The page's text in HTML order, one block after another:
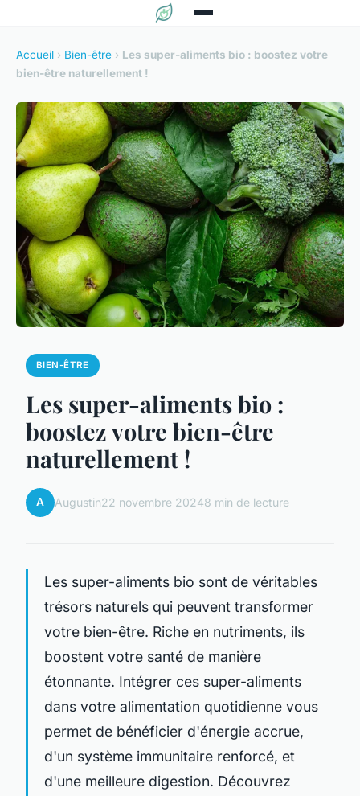
Accueil › Bien-être › Les super-aliments bio : boostez votre
bien-être naturellement !
BIEN-ÊTRE
Les super-aliments bio :
boostez votre bien-être
naturellement !
A Augustin22 novembre 20248 min de lecture
Les super-aliments bio sont de véritables
trésors naturels qui peuvent transformer
votre bien-être. Riche en nutriments, ils
boostent votre santé de manière
étonnante. Intégrer ces super-aliments
dans votre alimentation quotidienne vous
permet de bénéficier d'énergie accrue,
d'un système immunitaire renforcé, et
d'une meilleure digestion. Découvrez